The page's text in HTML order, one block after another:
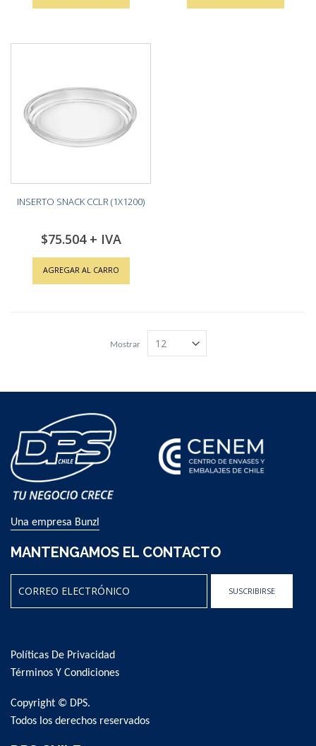
INSERTO SNACK CCLR (1X1200)
$75.504
AGREGAR AL CARRO
Mostrar
Una empresa Bunzl
MANTENGAMOS EL CONTACTO
Our
Newsletter:
SUSCRIBIRSE
Políticas De Privacidad
Términos Y Condiciones
Copyright © DPS.
Todos los derechos reservados